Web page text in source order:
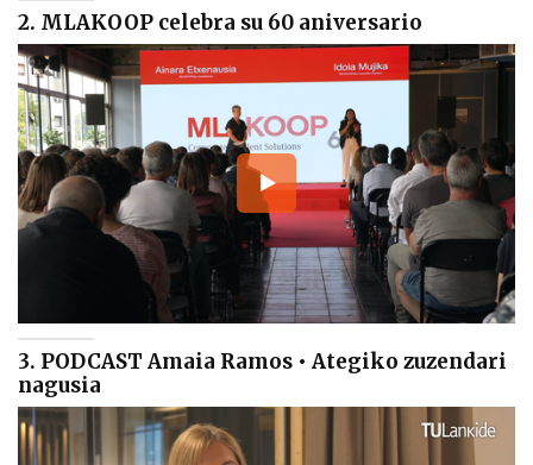
2. MLAKOOP celebra su 60 aniversario
3. PODCAST Amaia Ramos • Ategiko zuzendari
nagusia